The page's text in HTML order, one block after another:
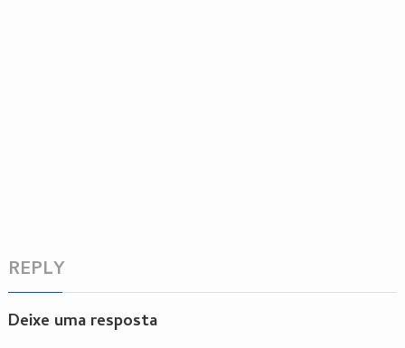
REPLY
Deixe uma resposta